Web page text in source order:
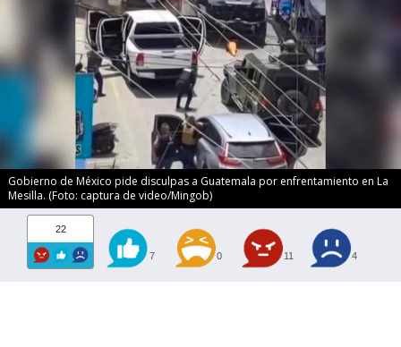
Gobierno de México pide disculpas a Guatemala por enfrentamiento en La
Mesilla. (Foto: captura de video/Mingob)
22
7 0 11 4